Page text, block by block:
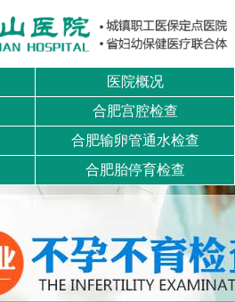
医院概况
合肥宫腔检查
合肥输卵管通水检查
合肥胎停育检查